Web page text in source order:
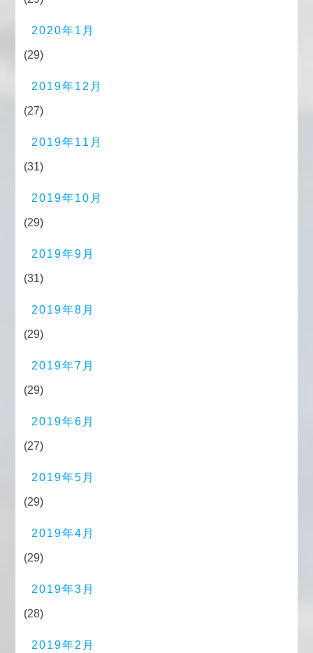
2020年1月
(29)
2019年12月
(27)
2019年11月
(31)
2019年10月
(29)
2019年9月
(31)
2019年8月
(29)
2019年7月
(29)
2019年6月
(27)
2019年5月
(29)
2019年4月
(29)
2019年3月
(28)
2019年2月